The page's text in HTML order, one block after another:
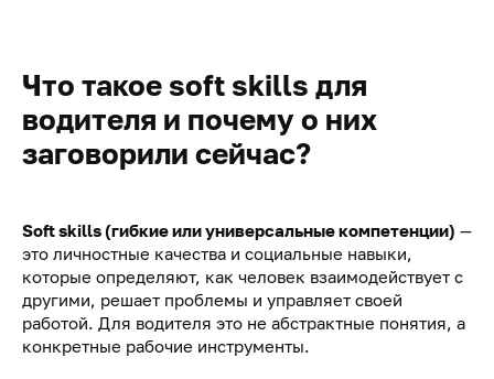
Что такое soft skills для
водителя и почему о них
заговорили сейчас?
Soft skills (гибкие или универсальные компетенции) —
это личностные качества и социальные навыки,
которые определяют, как человек взаимодействует с
другими, решает проблемы и управляет своей
работой. Для водителя это не абстрактные понятия, а
конкретные рабочие инструменты.